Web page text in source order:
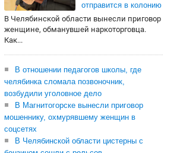
отправится в колонию
В Челябинской области вынесли приговор
женщине, обманувшей наркоторговца.
Как...
В отношении педагогов школы, где
челябинка сломала позвоночник,
возбудили уголовное дело
В Магнитогорске вынесли приговор
мошеннику, охмурявшему женщин в
соцсетях
В Челябинской области цистерны с